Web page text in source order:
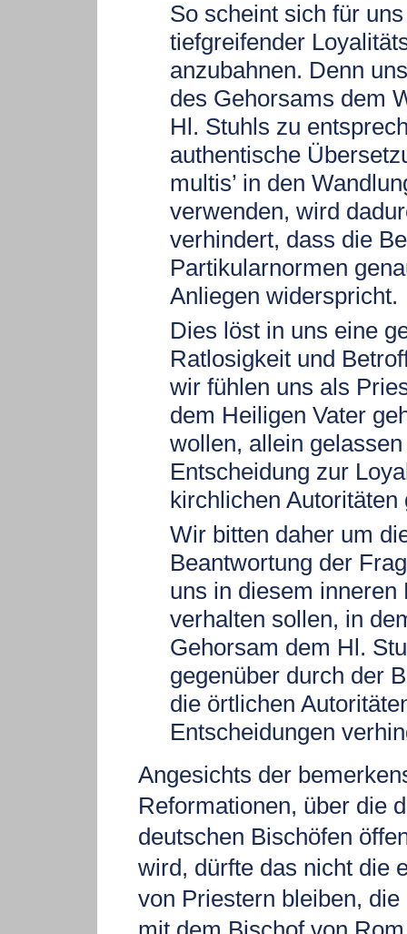
So scheint sich für
tiefgreifender
anzubahnen. Denn
des Gehorsams dem
Hl. Stuhls zu
authentische
multis’ in den
verwenden, wird
verhindert, dass die
Partikularnormen
Anliegen widerspricht.
Dies löst in uns eine
Ratlosigkeit und
wir fühlen uns als
dem Heiligen Vater
wollen, allein
Entscheidung zur
kirchlichen Autoritäten
Wir bitten daher um
Beantwortung der
uns in diesem inneren
verhalten sollen, in
Gehorsam dem Hl.
gegenüber durch der
die örtlichen
Entscheidungen
Angesichts der
Reformationen, über die
deutschen Bischöfen
wird, dürfte das nicht die
von Priestern bleiben,